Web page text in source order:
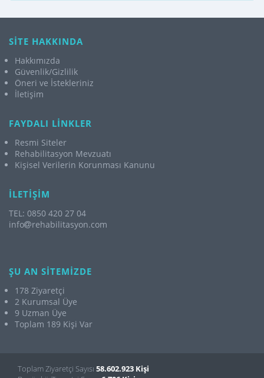
SİTE HAKKINDA
Hakkımızda
Güvenlik/Gizlilik
Öneri ve İstekleriniz
İletişim
FAYDALI LİNKLER
Resmi Siteler
Rehabilitasyon Mevzuatı
Kişisel Verilerin Korunması Kanunu
İLETİŞİM
TEL: 0850 420 27 04
info
rehabilitasyon.com
ŞU AN SİTEMİZDE
178 Ziyaretçi
2 Kurumsal Üye
9 Uzman Üye
Toplam 189 Kişi Var
Toplam Ziyaretçi Sayısı 58.602.923 Kişi